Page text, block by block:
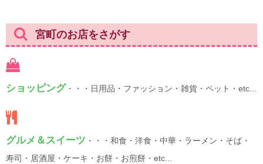
宮町のお店をさがす
ショッピング ・・・日用品・ファッション・雑貨・ペット・etc...
グルメ＆スイーツ ・・・和食・洋食・中華・ラーメン・そば・
寿司・居酒屋・ケーキ・お餅・お煎餅・etc...